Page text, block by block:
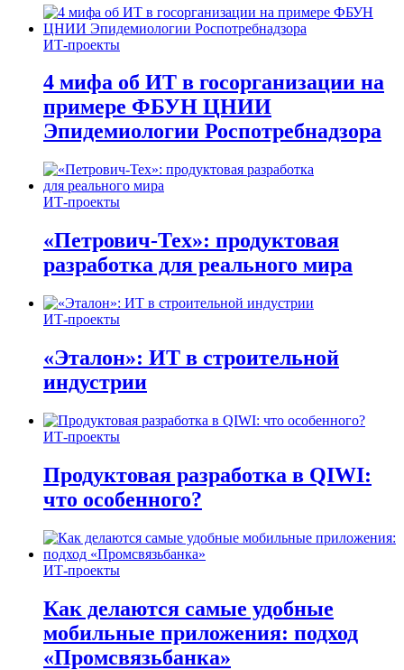
ИТ-проекты
4 мифа об ИТ в госорганизации на
примере ФБУН ЦНИИ
Эпидемиологии Роспотребнадзора
ИТ-проекты
«Петрович-Тех»: продуктовая
разработка для реального мира
ИТ-проекты
«Эталон»: ИТ в строительной
индустрии
ИТ-проекты
Продуктовая разработка в QIWI:
что особенного?
ИТ-проекты
Как делаются самые удобные
мобильные приложения: подход
«Промсвязьбанка»